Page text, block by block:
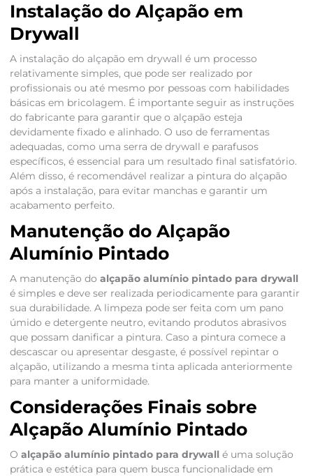
Instalação do Alçapão em
Drywall
A instalação do alçapão em drywall é um processo
relativamente simples, que pode ser realizado por
profissionais ou até mesmo por pessoas com habilidades
básicas em bricolagem. É importante seguir as instruções
do fabricante para garantir que o alçapão esteja
devidamente fixado e alinhado. O uso de ferramentas
adequadas, como uma serra de drywall e parafusos
específicos, é essencial para um resultado final satisfatório.
Além disso, é recomendável realizar a pintura do alçapão
após a instalação, para evitar manchas e garantir um
acabamento perfeito.
Manutenção do Alçapão
Alumínio Pintado
A manutenção do alçapão alumínio pintado para drywall
é simples e deve ser realizada periodicamente para garantir
sua durabilidade. A limpeza pode ser feita com um pano
úmido e detergente neutro, evitando produtos abrasivos
que possam danificar a pintura. Caso a pintura comece a
descascar ou apresentar desgaste, é possível repintar o
alçapão, utilizando a mesma tinta aplicada anteriormente
para manter a uniformidade.
Considerações Finais sobre
Alçapão Alumínio Pintado
O alçapão alumínio pintado para drywall é uma solução
prática e estética para quem busca funcionalidade em